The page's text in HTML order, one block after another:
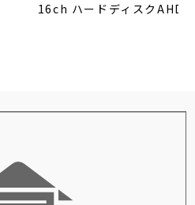
16ch ハードディスクAHD